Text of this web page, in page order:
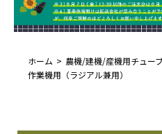
ホーム
農機/建機/産機用チュー
作業機用（ラジアル兼用）